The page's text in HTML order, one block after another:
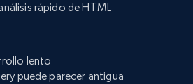
rápido de HTML
lento
puede parecer antigua